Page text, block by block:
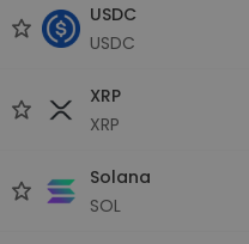
USDC
USDC
XRP
XRP
Solana
SOL